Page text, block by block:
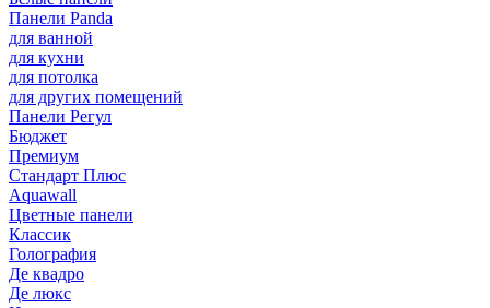
Панели Panda
для ванной
для кухни
для потолка
для других помещений
Панели Регул
Бюджет
Премиум
Стандарт Плюс
Aquawall
Цветные панели
Классик
Голография
Де квадро
Де люкс